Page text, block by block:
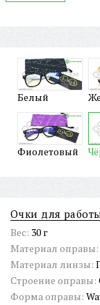
Белый
Фиолетовый
Очки для
Вес: 30 г
Материал оправы:
Материал линзы:
Строение оправы:
Форма оправы: